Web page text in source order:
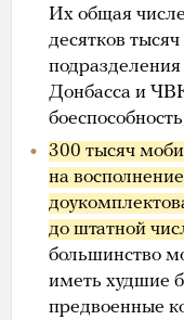
Их общая
десятков
Донбасса и
300 тысяч
на
до штатной
большинство
иметь худшие
предвоенные